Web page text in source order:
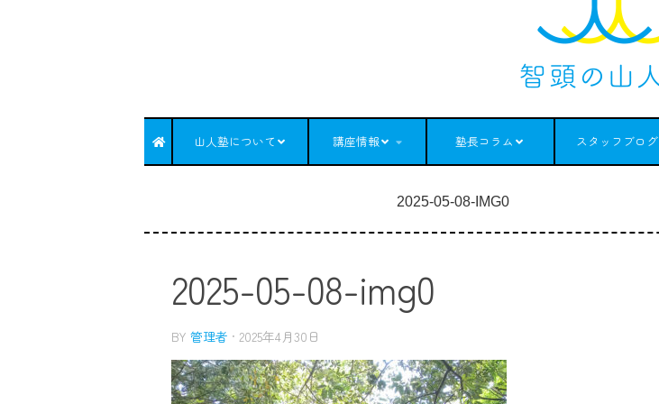
山人塾について 講座情報 塾長コラム スタッフブログ
2025-05-08-IMG0
2025-05-08-img0
BY 管理者 · 2025年4月30日